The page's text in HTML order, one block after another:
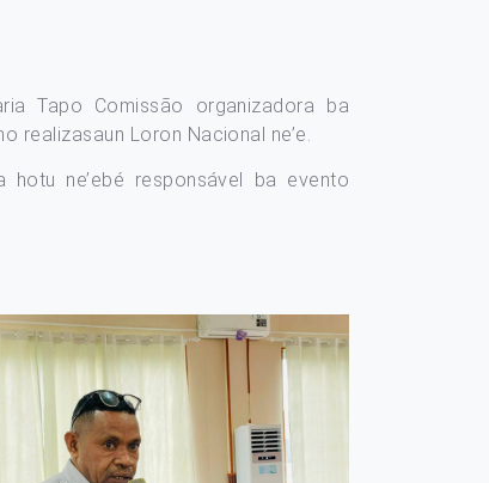
Tapo Comissão organizadora ba
realizasaun Loron Nacional ne’e.
ne’ebé responsável ba evento